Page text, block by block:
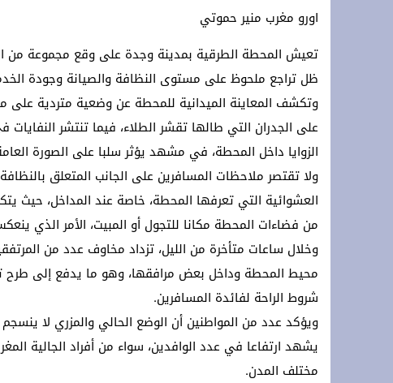
رئيس المجلس الأعلى للمسلمين في ألمانيا
لقاء دولي حول قضايا الشباب والطلبة
تحت الرعاية السامية لجلالة الملك: الرباط تستقبل الدورة 14 لمهرجان “صيف الأوداية”
*Marruecos lanza su mayor plan de conectividad aérea con Ryanair.*
اورو مغرب منير حموتي
تعيش المحطة الطرقية بمدينة وجدة على وقع مجموعة من
ظل تراجع ملحوظ على مستوى النظافة والصيانة وجودة
وتكشف المعاينة الميدانية للمحطة عن وضعية متردية على
على الجدران التي طالها تقشر الطلاء، فيما تنتشر
الزوايا داخل المحطة، في مشهد يؤثر سلبا على الصورة
ولا تقتصر ملاحظات المسافرين على الجانب المتعلق
العشوائية التي تعرفها المحطة، خاصة عند المداخل، حيث
من فضاءات المحطة مكانا للتجول أو المبيت، الأمر الذي
وخلال ساعات متأخرة من الليل، تزداد مخاوف عدد من
محيط المحطة وداخل بعض مرافقها، وهو ما يدفع إلى طرح
شروط الراحة لفائدة المسافرين.
ويؤكد عدد من المواطنين أن الوضع الحالي والمزري لا
يشهد ارتفاعا في عدد الوافدين، سواء من أفراد الجالية
مختلف المدن.